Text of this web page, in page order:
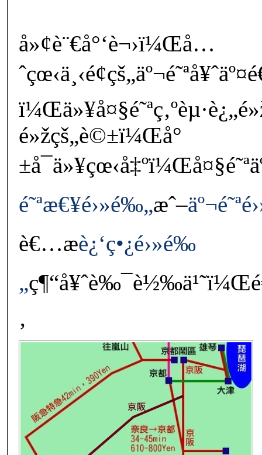
å»¢è¨€å°‘è¬›ï¼Œå…
é»žçš„è©±ï¼Œå°
é˜ªæ€¥é›»é‰„æˆ–
è€…æ­è¿‘ç•¿é›»é‰
„
‚